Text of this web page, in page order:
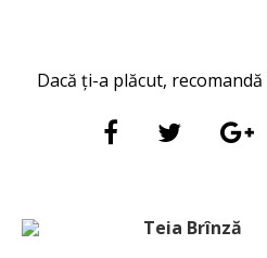
Dacă ți-a plăcut,
Teia Brînză